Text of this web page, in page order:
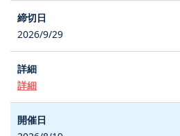
2026/9/29
詳細